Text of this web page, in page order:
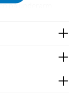
på underarm,
att ytterligare
på
laddning ger